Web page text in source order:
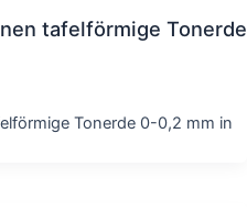
tafelförmige Tonerde
Tonerde 0-0,2 mm in